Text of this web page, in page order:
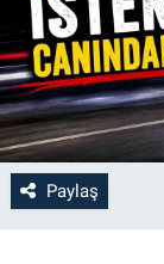
Paylaş